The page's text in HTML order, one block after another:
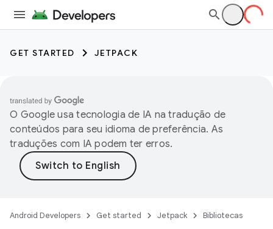
GET STARTED JETPACK
O Google usa tecnologia de IA na tradução de
conteúdos para seu idioma de preferência. As
traduções com IA podem ter erros.
Android Developers Get started Jetpack Bibliotecas